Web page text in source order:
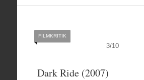
3/10
FILMKRITIK
Dark Ride (2007)